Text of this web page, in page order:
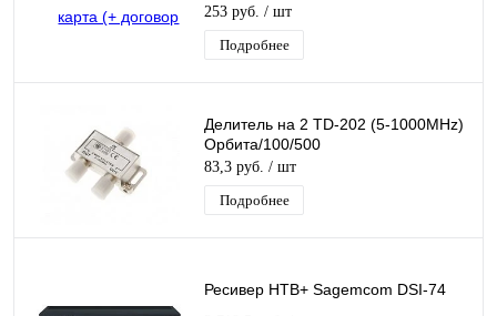
253 руб. / шт
Подробнее
Делитель на 2 TD-202 (5-1000MHz)
Орбита/100/500
83,3 руб. / шт
Подробнее
Ресивер НТВ+ Sagemсоm DSI-74